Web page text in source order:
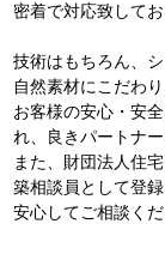
密着で対応致してお
技術はもちろん、
自然素材にこだわり
お客様の安心・安
れ、良きパートナ
また、財団法人住
築相談員として登録
安心してご相談くだ